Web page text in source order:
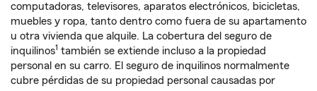
computadoras, televisores, aparatos electrónicos, bicicletas,
muebles y ropa, tanto dentro como fuera de su apartamento
u otra vivienda que alquile. La cobertura del seguro de
inquilinos1 también se extiende incluso a la propiedad
personal en su carro. El seguro de inquilinos normalmente
cubre pérdidas de su propiedad personal causadas por